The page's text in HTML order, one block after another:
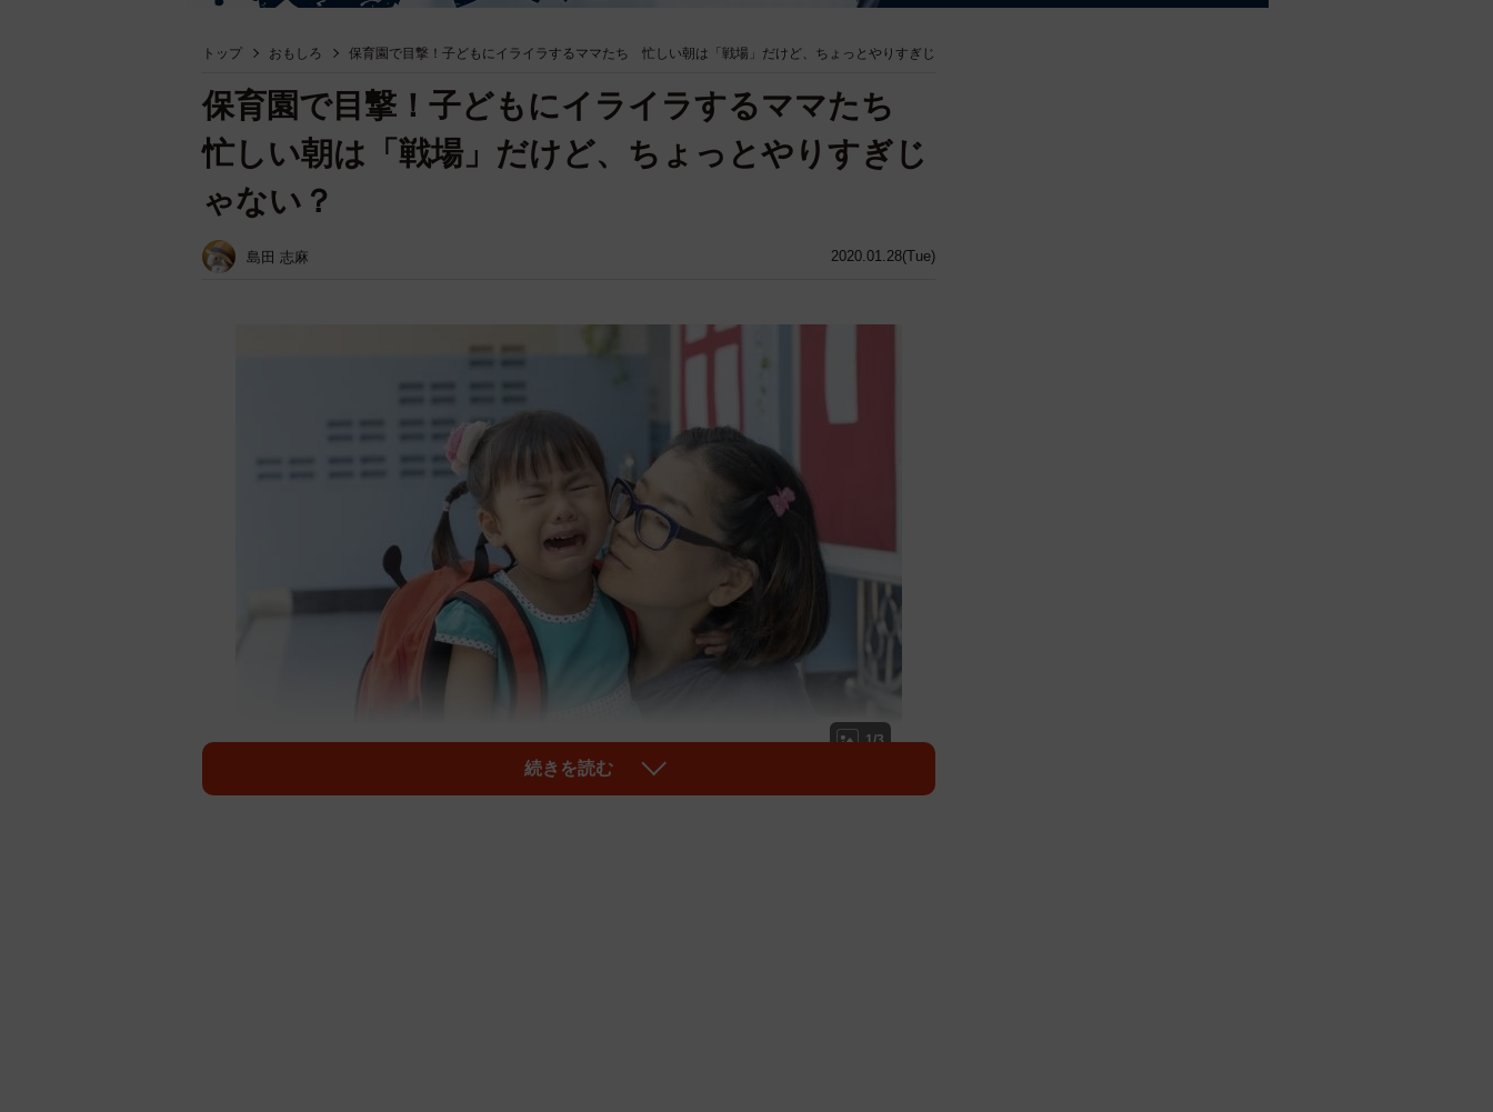
トップ おもしろ 保育園で目撃！子どもにイライラするママたち 忙しい朝は「戦場」だけど、ちょっとやりすぎじ
2020.01.28(Tue)
保育園で目撃！子どもにイライラするママたち
忙しい朝は「戦場」だけど、ちょっとやりすぎじ
ゃない？
島田 志麻
1/3
続きを読む